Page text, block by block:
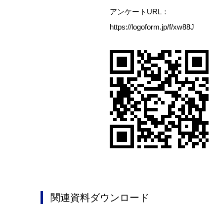
アンケートURL：
https://logoform.jp/f/xw88J
関連資料ダウンロード